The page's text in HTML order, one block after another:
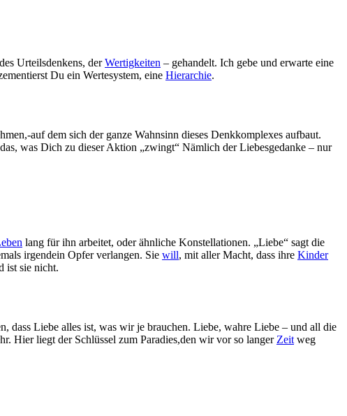
des Urteilsdenkens, derWertigkeiten – gehandelt. Ich gebe und erwarte eine
Du ein Wertesystem, eine Hierarchie.
auf dem sich der ganze Wahnsinn dieses Denkkomplexes aufbaut.
was Dich zu dieser Aktion „zwingt“ Nämlich der Liebesgedanke – nur
lang für ihn arbeitet, oder ähnliche Konstellationen. „Liebe“ sagt die
irgendein Opfer verlangen. Sie will, mit aller Macht, dass ihre Kinder
ist sie nicht.
dass Liebe alles ist, was wir je brauchen. Liebe, wahre Liebe – und all die
Hier liegt der Schlüssel zum Paradies,den wir vor so langer Zeit weg